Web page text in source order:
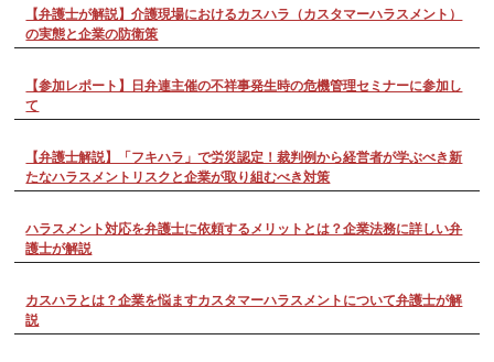
【弁護士が解説】介護現場におけるカスハラ（カスタマーハラスメント）
の実態と企業の防衛策
【参加レポート】日弁連主催の不祥事発生時の危機管理セミナーに参加し
て
【弁護士解説】「フキハラ」で労災認定！裁判例から経営者が学ぶべき新
たなハラスメントリスクと企業が取り組むべき対策
ハラスメント対応を弁護士に依頼するメリットとは？企業法務に詳しい弁
護士が解説
カスハラとは？企業を悩ますカスタマーハラスメントについて弁護士が解
説